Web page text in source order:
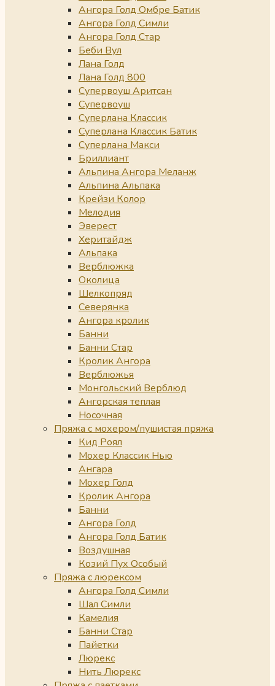
Ангора Голд Омбре Батик
Ангора Голд Симли
Ангора Голд Стар
Беби Вул
Лана Голд
Лана Голд 800
Супервоуш Аритсан
Супервоуш
Суперлана Классик
Суперлана Классик Батик
Суперлана Макси
Бриллиант
Альпина Ангора Меланж
Альпина Альпака
Крейзи Колор
Мелодия
Эверест
Херитайдж
Альпака
Верблюжка
Околица
Шелкопряд
Северянка
Ангора кролик
Банни
Банни Стар
Кролик Ангора
Верблюжья
Монгольский Верблюд
Ангорская теплая
Носочная
Пряжа с мохером/пушистая пряжа
Кид Роял
Мохер Классик Нью
Ангара
Мохер Голд
Кролик Ангора
Банни
Ангора Голд
Ангора Голд Батик
Воздушная
Козий Пух Особый
Пряжа с люрексом
Ангора Голд Симли
Шал Симли
Камелия
Банни Стар
Пайетки
Люрекс
Нить Люрекс